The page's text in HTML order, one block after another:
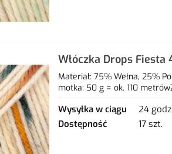
Włóczka Drops
wełna, 25% poliamid
Materiał: 75% Wełna, 25%
motka: 50 g = ok. 110
Wysyłka w ciągu
24
Dostępność
17 szt.